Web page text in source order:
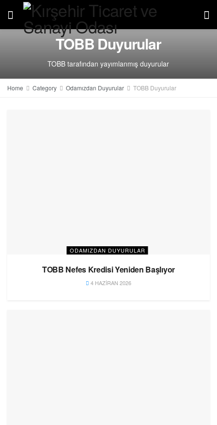
TOBB Duyurular
TOBB tarafından yayımlanmış duyurular
Home Category Odamızdan Duyurular TOBB Duyurular
ODAMIZDAN DUYURULAR
TOBB Nefes Kredisi Yeniden Başlıyor
4 HAZIRAN 2026